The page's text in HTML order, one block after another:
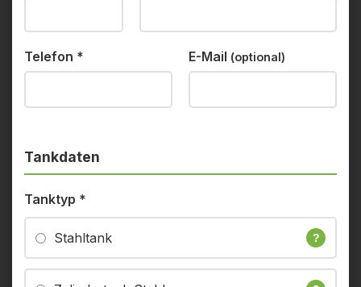
Telefon * E-Mail (optional)
Tankdaten
Tanktyp *
Stahltank ?